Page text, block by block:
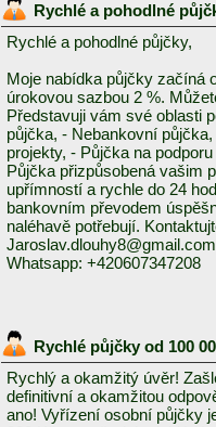
Rychlé a pohodlné
Rychlé a pohodlné půjčky,
Moje nabídka půjčky začíná
úrokovou sazbou 2 %.
Představuji vám své oblasti
půjčka, - Nebankovní
projekty, - Půjčka na
Půjčka přizpůsobená vašim
upřímností a rychle do 24
bankovním převodem
naléhavě potřebují.
Jaroslav.dlouhy8@gmail.com
Whatsapp: +420607347208
Rychlé půjčky od 100
Rychlý a okamžitý úvěr!
definitivní a okamžitou
ano! Vyřízení osobní půjčky